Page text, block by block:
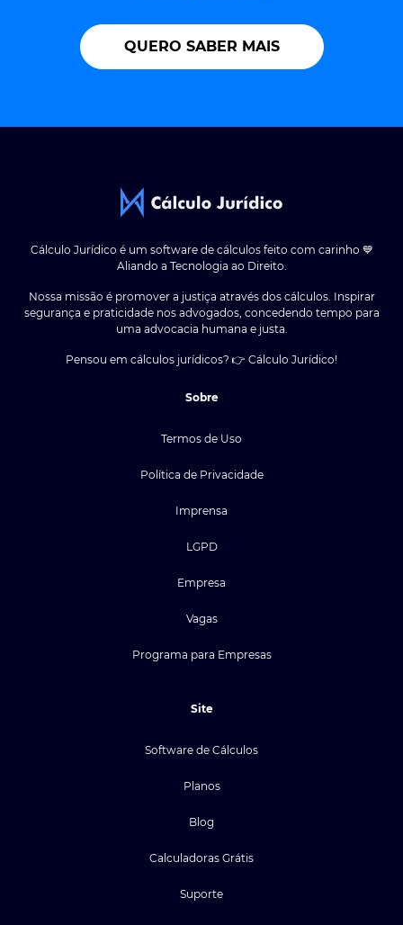
QUERO SABER MAIS
Cálculo Jurídico é um software de cálculos feito com carinho 💙
Aliando a Tecnologia ao Direito.
Nossa missão é promover a justiça através dos cálculos. Inspirar
segurança e praticidade nos advogados, concedendo tempo para
uma advocacia humana e justa.
Pensou em cálculos jurídicos? 👉 Cálculo Jurídico!
Sobre
Termos de Uso
Política de Privacidade
Imprensa
LGPD
Empresa
Vagas
Programa para Empresas
Site
Software de Cálculos
Planos
Blog
Calculadoras Grátis
Suporte